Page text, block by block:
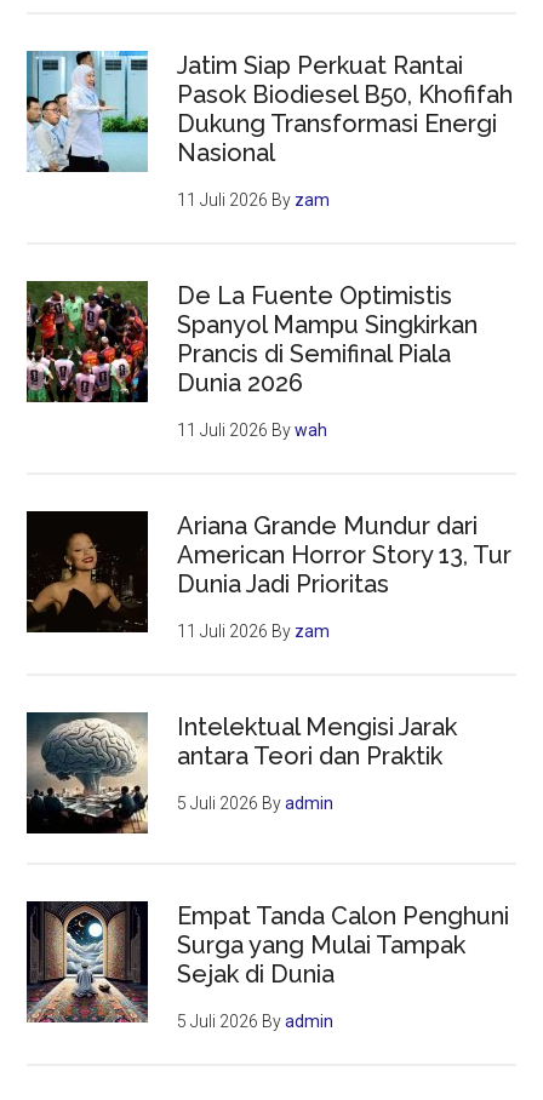
Jatim Siap Perkuat Rantai
Pasok Biodiesel B50, Khofifah
Dukung Transformasi Energi
Nasional
11 Juli 2026 By zam
De La Fuente Optimistis
Spanyol Mampu Singkirkan
Prancis di Semifinal Piala
Dunia 2026
11 Juli 2026 Bywah
Ariana Grande Mundur dari
American Horror Story 13, Tur
Dunia Jadi Prioritas
11 Juli 2026 By zam
Intelektual Mengisi Jarak
antara Teori dan Praktik
5 Juli 2026 Byadmin
Empat Tanda Calon Penghuni
Surga yang Mulai Tampak
Sejak di Dunia
5 Juli 2026 Byadmin